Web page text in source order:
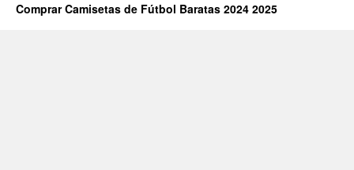
Comprar Camisetas de Fútbol Baratas 2024 2025